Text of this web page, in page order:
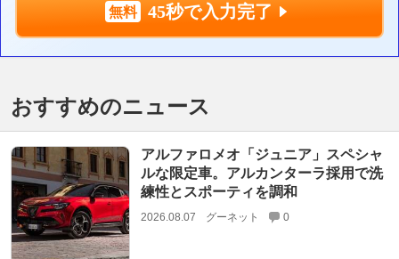
45秒で入力完了
おすすめのニュース
アルファロメオ「ジュニア」スペシャ
ルな限定車。アルカンターラ採用で洗
練性とスポーティを調和
2026.08.07 グーネット 0